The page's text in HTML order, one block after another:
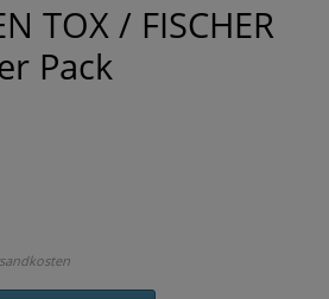
TOX / FISCHER
Pack